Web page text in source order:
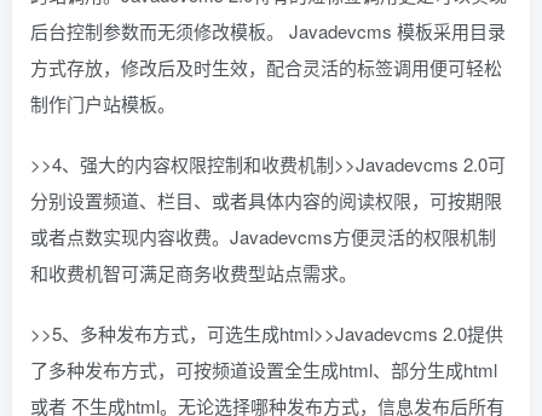
后台控制参数而无须修改模板。 Javadevcms 模板采用目录
方式存放，修改后及时生效，配合灵活的标签调用便可轻松
制作门户站模板。
>>4、强大的内容权限控制和收费机制>>Javadevcms 2.0可
分别设置频道、栏目、或者具体内容的阅读权限，可按期限
或者点数实现内容收费。Javadevcms方便灵活的权限机制
和收费机智可满足商务收费型站点需求。
>>5、多种发布方式，可选生成html>>Javadevcms 2.0提供
了多种发布方式，可按频道设置全生成html、部分生成html
或者 不生成html。无论选择哪种发布方式，信息发布后所有